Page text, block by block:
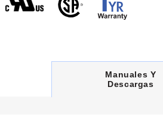
C
U
Manuales Y
Descargas